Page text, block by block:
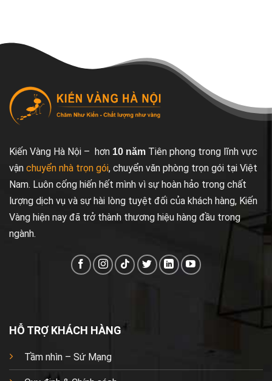
Kiến Vàng Hà Nội – hơn 10 năm Tiên phong trong lĩnh vực
vận chuyển nhà trọn gói, chuyển văn phòng trọn gói tại Việt
Nam. Luôn cống hiến hết mình vì sự hoàn hảo trong chất
lượng dịch vụ và sự hài lòng tuyệt đối của khách hàng, Kiến
Vàng hiện nay đã trở thành thương hiệu hàng đầu trong
ngành.
HỖ TRỢ KHÁCH HÀNG
Tầm nhìn – Sứ Mạng